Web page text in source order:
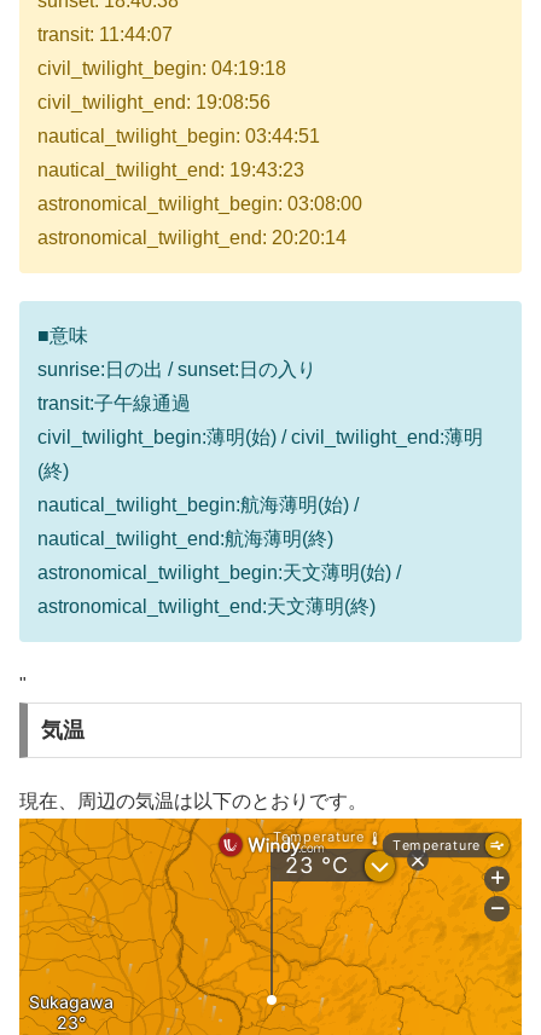
transit: 11:44:07
civil_twilight_begin: 04:19:18
civil_twilight_end: 19:08:56
nautical_twilight_begin: 03:44:51
nautical_twilight_end: 19:43:23
astronomical_twilight_begin: 03:08:00
astronomical_twilight_end: 20:20:14
■意味
sunrise:日の出 / sunset:日の入り
transit:子午線通過
civil_twilight_begin:薄明(始) / civil_twilight_end:薄明
(終)
nautical_twilight_begin:航海薄明(始) /
nautical_twilight_end:航海薄明(終)
astronomical_twilight_begin:天文薄明(始) /
astronomical_twilight_end:天文薄明(終)
"
気温
現在、周辺の気温は以下のとおりです。